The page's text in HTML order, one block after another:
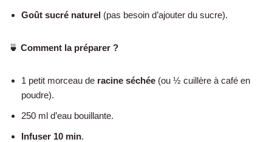
Goût sucré naturel (pas besoin d’ajouter du sucre).
🍵 Comment la préparer ?
1 petit morceau de racine séchée (ou ½ cuillère à café en
poudre).
250 ml d’eau bouillante.
Infuser 10 min.